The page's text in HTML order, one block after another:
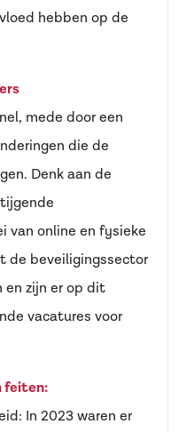
hebben op de
mede door een
die de
Denk aan de
van online en fysieke
de beveiligingssector
en zijn er op dit
vacatures voor
feiten:
In 2023 waren er